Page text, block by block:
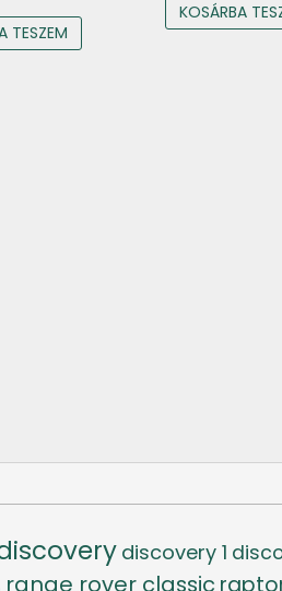
TESZEM
KOSÁRBA
discovery 1
range rover classic